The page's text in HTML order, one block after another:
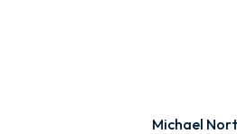
Michael